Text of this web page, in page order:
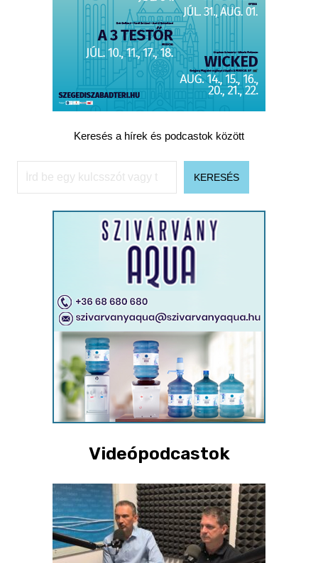
Keresés a hírek és podcastok között
Keresés
KERESÉS
Videópodcastok